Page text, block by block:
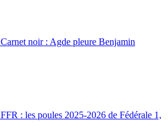
Carnet noir : Agde pleure Benjamin
FFR : les poules 2025-2026 de Fédérale 1,